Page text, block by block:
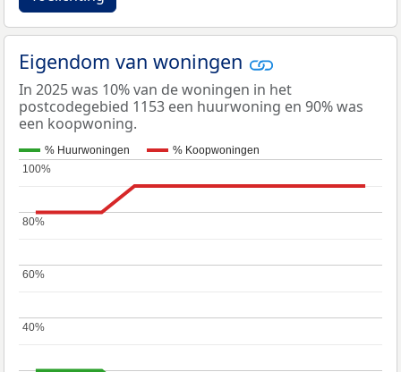
Eigendom van woningen
In 2025 was 10% van de woningen in het
postcodegebied 1153 een huurwoning en 90% was
een koopwoning.
% Huurwoningen % Koopwoningen
40%
40%
60%
60%
80%
80%
100%
100%